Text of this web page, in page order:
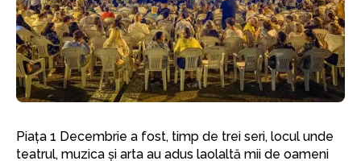
Piața 1 Decembrie a fost, timp de trei seri, locul unde
teatrul, muzica și arta au adus laolaltă mii de oameni